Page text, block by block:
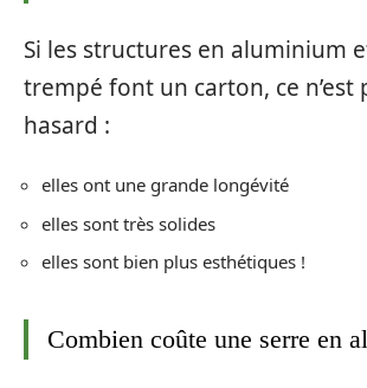
Si les structures en aluminium
trempé font un carton, ce n’est
hasard :
elles ont une grande longévité
elles sont très solides
elles sont bien plus esthétiques !
Combien coûte une serre en